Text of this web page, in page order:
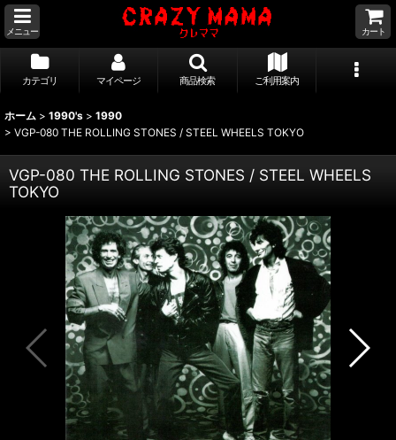
メニュー カート
カテゴリ マイページ 商品検索 ご利用案内
ホーム > 1990's > 1990
> VGP-080 THE ROLLING STONES / STEEL WHEELS TOKYO
VGP-080 THE ROLLING STONES / STEEL WHEELS
TOKYO